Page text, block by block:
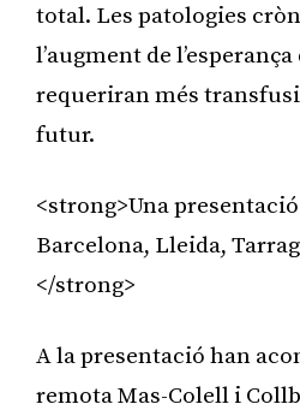
total. Les patologies
l’augment de
requeriran més
futur.
<strong>Una
Barcelona, Lleida,
</strong>
A la presentació han
remota Mas-Colell i